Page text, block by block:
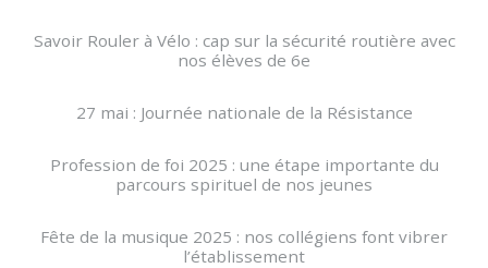
Savoir Rouler à Vélo : cap sur la sécurité routière avec
nos élèves de 6e
27 mai : Journée nationale de la Résistance
Profession de foi 2025 : une étape importante du
parcours spirituel de nos jeunes
Fête de la musique 2025 : nos collégiens font vibrer
l’établissement